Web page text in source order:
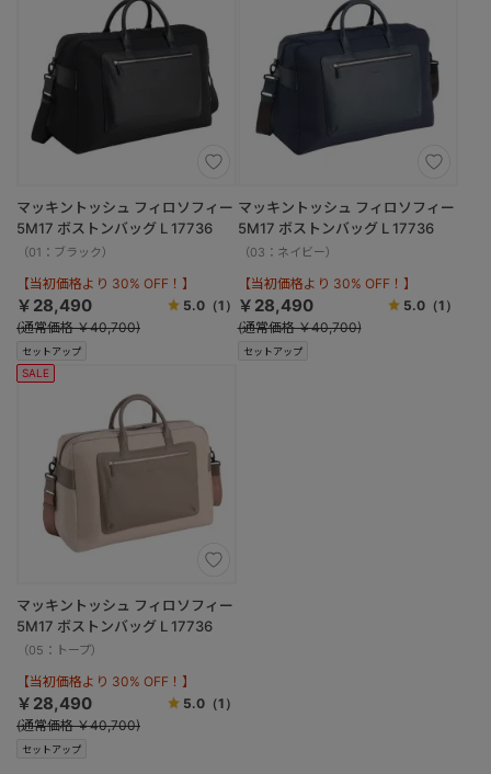
セットアップ
マッキントッシュ フィロソフィー
5M17 ボストンバッグ L 17736
（01：ブラック）
【当初価格より 30% OFF！】
￥28,490 5.0（1）
(通常価格 ￥40,700)
セットアップ
マッキントッシュ フィロソフィー
5M17 ボストンバッグ L 17736
（03：ネイビー）
【当初価格より 30% OFF！】
￥28,490 5.0 （1）
(通常価格 ￥40,700)
SALE
セットアップ
マッキントッシュ フィロソフィー
5M17 ボストンバッグ L 17736
（05：トープ）
【当初価格より 30% OFF！】
￥28,490 5.0（1）
(通常価格 ￥40,700)